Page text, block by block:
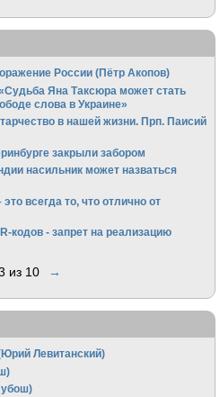
России (Пётр Акопов)
Яна Таксюра может стать
слова в Украине»
в нашей жизни. Прп. Паисий
закрыли забором
насильник может назваться
всегда то, что отлично от
кодов - запрет на реализацию
из 10 →
Левитанский)